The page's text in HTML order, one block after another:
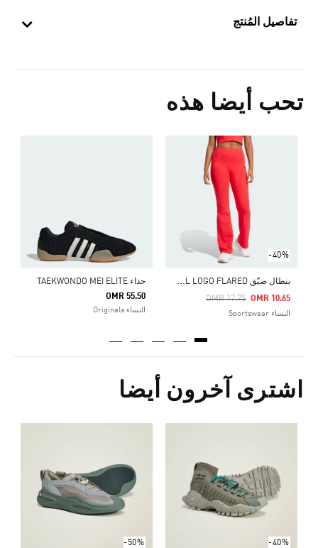
تفاصيل المُنتج
تحب أيضا هذه
-40%
ب
نطال ضيّق ESSENTIALS SMALL LOGO FLARED
Price Reduced From
OMR 17.75
To OMR 10.65
النساء Sportswear
حذاء TAEKWONDO MEI ELITE
OMR 55.50
النساء Originals
اشترى آخرون أيضا
-40%
-50%